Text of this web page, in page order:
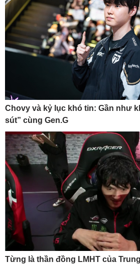
Chovy và kỷ lục khó tin: Gần như
sút” cùng Gen.G
Từng là thần đồng LMHT của